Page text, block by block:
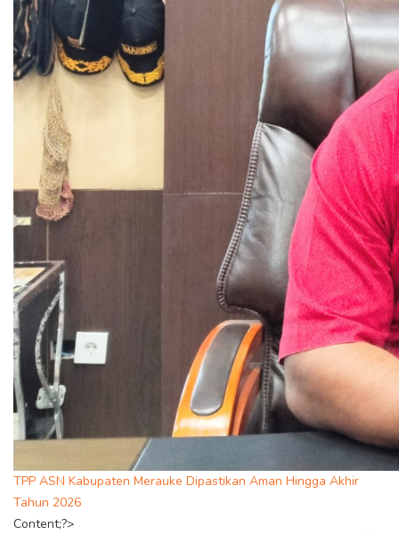
TPP ASN Kabupaten Merauke Dipastikan Aman Hingga Akhir
Tahun 2026
Content;?>